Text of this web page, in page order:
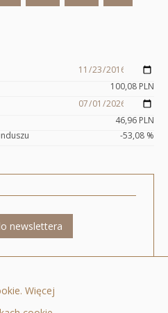
100,08 PLN
46,96 PLN
-53,08 %
newslettera
22 205 3000, fax: +48 22 205 3001, e-
Więcej